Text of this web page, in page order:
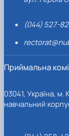
(044) 527-
Приймальна
03041, Україна, м.
навчальний